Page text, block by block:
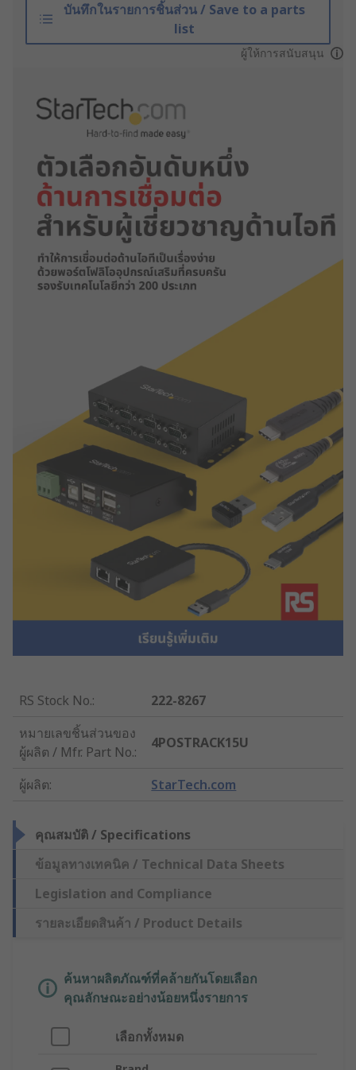
บันทึกในรายการชิ้นส่วน / Save to a parts
list
ผู้ให้การสนับสนุน
RS Stock No.:
222-8267
หมายเลขชิ้นส่วนของ
ผู้ผลิต / Mfr. Part No.:
4POSTRACK15U
ผู้ผลิต: StarTech.com
คุณสมบัติ / Specifications
ข้อมูลทางเทคนิค / Technical Data Sheets
Legislation and Compliance
รายละเอียดสินค้า / Product Details
ค้นหาผลิตภัณฑ์ที่คล้ายกันโดยเลือก
คุณลักษณะอย่างน้อยหนึ่งรายการ
เลือกทั้งหมด